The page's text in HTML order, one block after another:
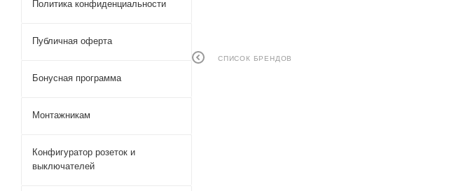
СПИСОК БРЕНДОВ
Политика конфиденциальности
Публичная оферта
Бонусная программа
Монтажникам
Конфигуратор розеток и
выключателей